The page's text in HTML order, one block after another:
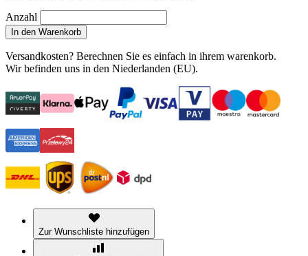
Anzahl
In den Warenkorb
Versandkosten? Berechnen Sie es einfach in ihrem warenkorb.
Wir befinden uns in den Niederlanden (EU).
Zur Wunschliste hinzufügen